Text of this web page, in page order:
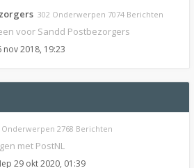
302 Onderwerpen 7074 Berichten
voor Sandd Postbezorgers
nov 2018, 19:23
Onderwerpen 2768 Berichten
met PostNL
29 okt 2020, 01:39